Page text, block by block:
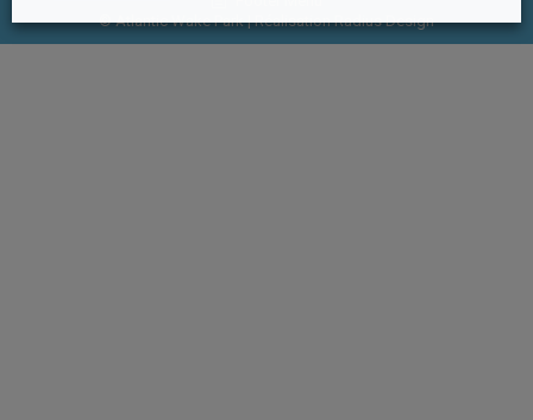
© Atlantic Wake Park | RéalisationRadius Design